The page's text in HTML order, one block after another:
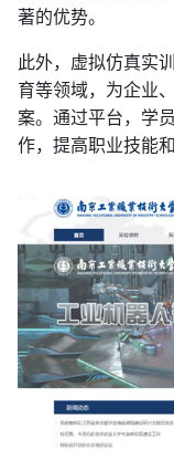
著的优势。
此外，虚拟仿真实
育等领域，为企业
案。通过平台，学
作，提高职业技能